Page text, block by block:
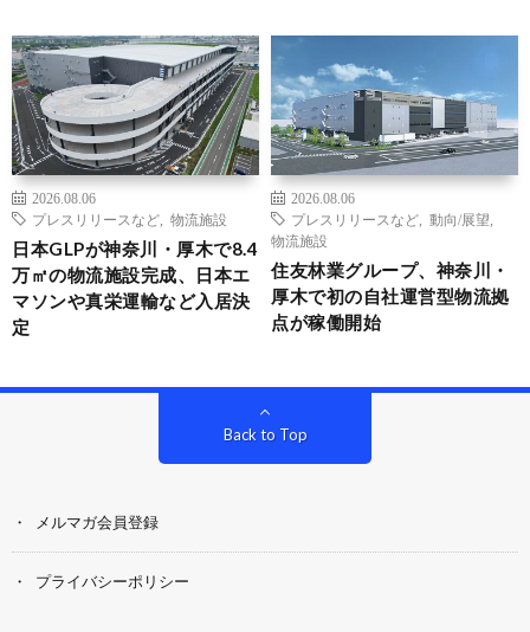
2026.08.06
プレスリリースなど
物流施設
日本GLPが神奈川・厚木で8.4
万㎡の物流施設完成、日本エ
マソンや真栄運輸など入居決
定
2026.08.06
プレスリリースなど
動向/展望
物流施設
住友林業グループ、神奈川・
厚木で初の自社運営型物流拠
点が稼働開始
Back to Top
メルマガ会員登録
プライバシーポリシー